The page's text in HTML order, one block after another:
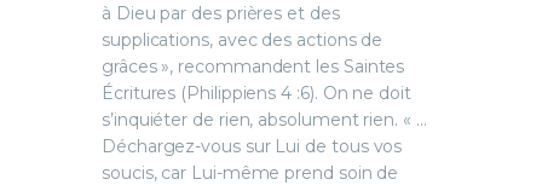
à Dieu par des prières et des
supplications, avec des actions de
grâces », recommandent les Saintes
Écritures (Philippiens 4 :6). On ne doit
s’inquiéter de rien, absolument rien. « …
Déchargez-vous sur Lui de tous vos
soucis, car Lui-même prend soin de